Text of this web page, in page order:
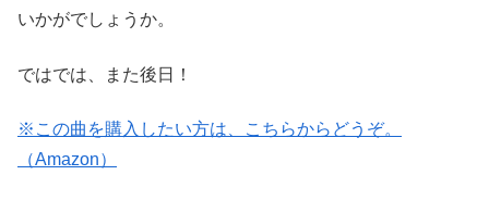
いかがでしょうか。
ではでは、また後日！
※この曲を購入したい方は、こちらからどうぞ。
（Amazon）